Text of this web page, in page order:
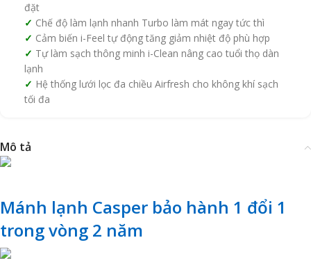
đặt
Chế độ làm lạnh nhanh Turbo làm mát ngay tức thì
Cảm biến i-Feel tự động tăng giảm nhiệt độ phù hợp
Tự làm sạch thông minh i-Clean nâng cao tuổi thọ dàn
lạnh
Hệ thống lưới lọc đa chiều Airfresh cho không khí sạch
tối đa
Mô tả
Mánh lạnh Casper bảo hành 1 đổi 1
trong vòng 2 năm